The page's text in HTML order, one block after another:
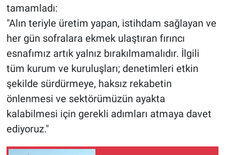
tamamladı:
"Alın teriyle üretim yapan, istihdam sağlayan ve
her gün sofralara ekmek ulaştıran fırıncı
esnafımız artık yalnız bırakılmamalıdır. İlgili
tüm kurum ve kuruluşları; denetimleri etkin
şekilde sürdürmeye, haksız rekabetin
önlenmesi ve sektörümüzün ayakta
kalabilmesi için gerekli adımları atmaya davet
ediyoruz."